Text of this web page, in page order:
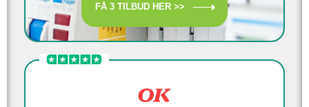
FÅ 3 TILBUD HER >>